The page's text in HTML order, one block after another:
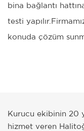
bina bağlantı
testi
konuda çözüm
Kurucu ekibinin 20
hizmet veren